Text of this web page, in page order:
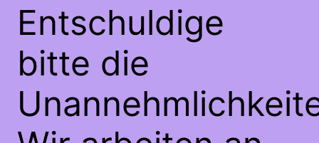
Entschuldige
bitte die